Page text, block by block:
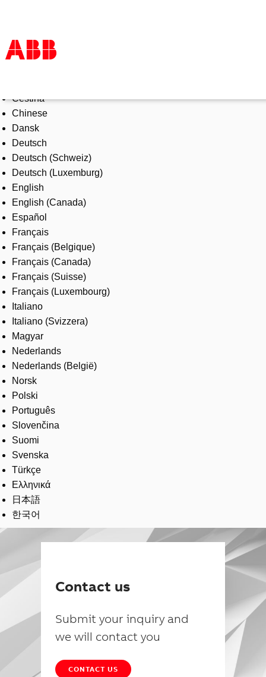
Products & Solutions
Industries
Services
About us
Where to buy
Contact us
Careers
Čeština
Chinese
Dansk
Deutsch
Deutsch (Schweiz)
Deutsch (Luxemburg)
English
English (Canada)
Español
Français
Français (Belgique)
Français (Canada)
Français (Suisse)
Français (Luxembourg)
Italiano
Italiano (Svizzera)
Magyar
Nederlands
Nederlands (België)
Norsk
Polski
Português
Slovenčina
Suomi
Svenska
Türkçe
Ελληνικά
日本語
한국어
Contact us
Submit your inquiry and
we will contact you
CONTACT US